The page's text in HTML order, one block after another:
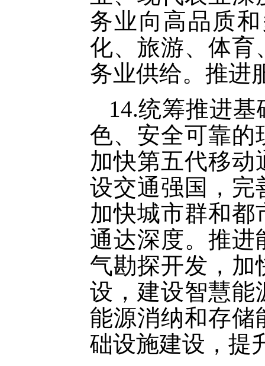
务业向高品质
化、旅游、体育
务业供给。推进
14.统筹推进
色、安全可靠的
加快第五代移动
设交通强国，完
加快城市群和都
通达深度。推进
气勘探开发，加
设，建设智慧能
能源消纳和存储
础设施建设，提